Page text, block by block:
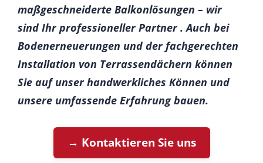
maßgeschneiderte Balkonlösungen – wir
sind Ihr professioneller Partner . Auch bei
Bodenerneuerungen und der fachgerechten
Installation von Terrassendächern können
Sie auf unser handwerkliches Können und
unsere umfassende Erfahrung bauen.
→ Kontaktieren Sie uns